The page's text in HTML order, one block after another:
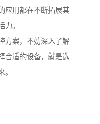
应用都在不断拓展其
力。
方案，不妨深入了解
合适的设备，就是选